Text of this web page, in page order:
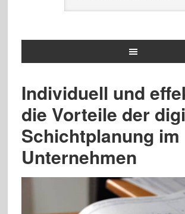
Individuell und
die Vorteile der
Schichtplanung im
Unternehmen